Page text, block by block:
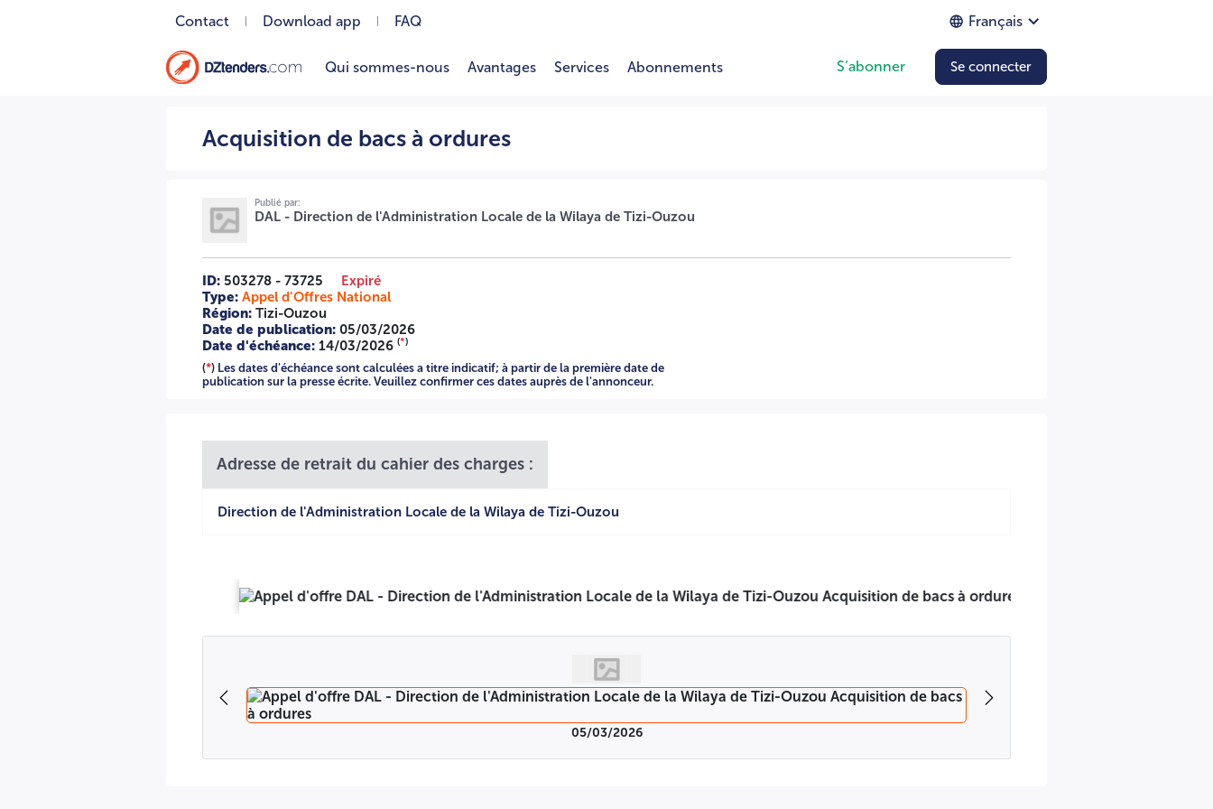
Contact Download app FAQ Français
Qui sommes-nous Avantages Services Abonnements S’abonner Se connecter
Acquisition de bacs à ordures
Publié par:
DAL - Direction de l'Administration Locale de la Wilaya de Tizi-Ouzou
ID: 503278 - 73725
Expiré
Type: Appel d'Offres National
Région: Tizi-Ouzou
Date de publication: 05/03/2026
Date d'échéance: 14/03/2026 (*)
(*) Les dates d'échéance sont calculées a titre indicatif; à partir de la première date de
publication sur la presse écrite. Veuillez confirmer ces dates auprès de l'annonceur.
Adresse de retrait du cahier des charges :
Direction de l'Administration Locale de la Wilaya de Tizi-Ouzou
05/03/2026